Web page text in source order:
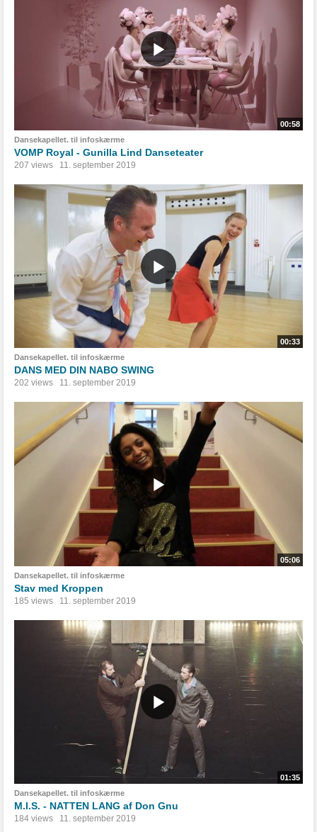
00:58
Dansekapellet. til infoskærme
VOMP Royal - Gunilla Lind Danseteater
207 views 11. september 2019
00:33
Dansekapellet. til infoskærme
DANS MED DIN NABO SWING
202 views 11. september 2019
05:06
Dansekapellet. til infoskærme
Stav med Kroppen
185 views 11. september 2019
01:35
Dansekapellet. til infoskærme
M.I.S. - NATTEN LANG af Don Gnu
184 views 11. september 2019